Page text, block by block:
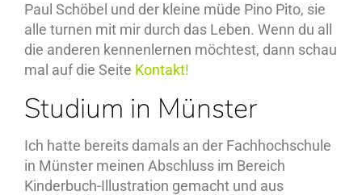
Paul Schöbel und der kleine müde Pino Pito, sie
alle turnen mit mir durch das Leben. Wenn du all
die anderen kennenlernen möchtest, dann schau
mal auf die Seite Kontakt!
Studium in Münster
Ich hatte bereits damals an der Fachhochschule
in Münster meinen Abschluss im Bereich
Kinderbuch-Illustration gemacht und aus